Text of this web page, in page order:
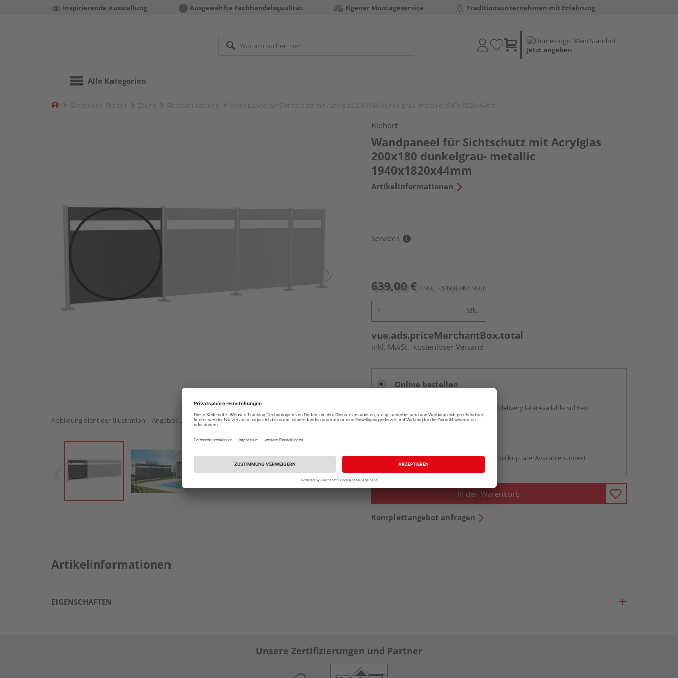
Inspirierende Ausstellung Ausgewählte Fachhandelsqualität Eigener Montageservice Traditionsunternehmen mit Erfahrung
Mein Standort:
Jetzt angeben
Alle Kategorien
Home
Abbildung dient der Illustration – Angebot umfasst 1 Stück.
Biohort
Wandpaneel für Sichtschutz mit Acrylglas
200x180 dunkelgrau- metallic
1940x1820x44mm
Artikelinformationen
Services
639,00 € / Stk. (639,00 € / Stk.)
Stk.
vue.ads.priceMerchantBox.total
inkl. MwSt. kostenloser Versand
Online bestellen
vue.ads.priceMerchantBox.option.delivery.laterAvailable.subtext
vue.ads.priceMerchantBox.option.pickup.laterAvailable.subtext
In den Warenkorb
Komplettangebot anfragen
Artikelinformationen
EIGENSCHAFTEN
Unsere Zertifizierungen und Partner